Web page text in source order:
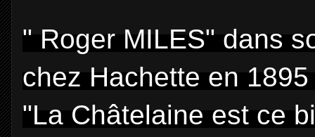
" Roger MILES" dans
chez Hachette en
"La Châtelaine est ce